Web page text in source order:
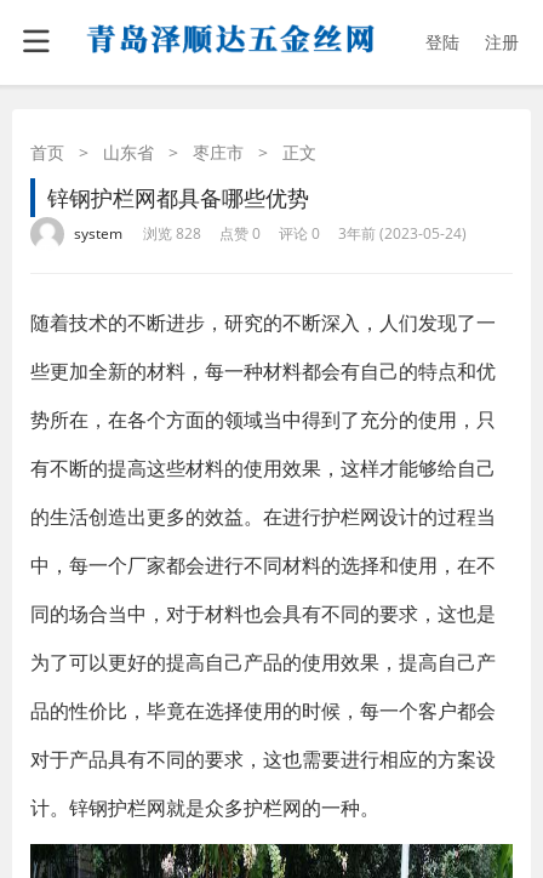
登陆 注册
首页 > 山东省 > 枣庄市 > 正文
锌钢护栏网都具备哪些优势
system 浏览 828 点赞 0 评论 0 3年前 (2023-05-24)
随着技术的不断进步，研究的不断深入，人们发现了一
些更加全新的材料，每一种材料都会有自己的特点和优
势所在，在各个方面的领域当中得到了充分的使用，只
有不断的提高这些材料的使用效果，这样才能够给自己
的生活创造出更多的效益。在进行护栏网设计的过程当
中，每一个厂家都会进行不同材料的选择和使用，在不
同的场合当中，对于材料也会具有不同的要求，这也是
为了可以更好的提高自己产品的使用效果，提高自己产
品的性价比，毕竟在选择使用的时候，每一个客户都会
对于产品具有不同的要求，这也需要进行相应的方案设
计。锌钢护栏网就是众多护栏网的一种。